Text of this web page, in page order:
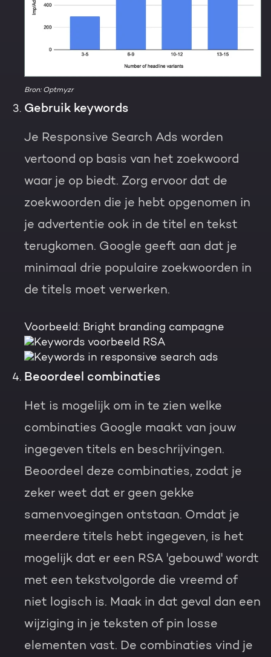
Bron: Optmyzr
Gebruik keywords
Je Responsive Search Ads worden
vertoond op basis van het zoekwoord
waar je op biedt. Zorg ervoor dat de
zoekwoorden die je hebt opgenomen in
je advertentie ook in de titel en tekst
terugkomen. Google geeft aan dat je
minimaal drie populaire zoekwoorden in
de titels moet verwerken.
Voorbeeld: Bright branding campagne
Beoordeel combinaties
Het is mogelijk om in te zien welke
combinaties Google maakt van jouw
ingegeven titels en beschrijvingen.
Beoordeel deze combinaties, zodat je
zeker weet dat er geen gekke
samenvoegingen ontstaan. Omdat je
meerdere titels hebt ingegeven, is het
mogelijk dat er een RSA 'gebouwd' wordt
met een tekstvolgorde die vreemd of
niet logisch is. Maak in dat geval dan een
wijziging in je teksten of pin losse
elementen vast. De combinaties vind je